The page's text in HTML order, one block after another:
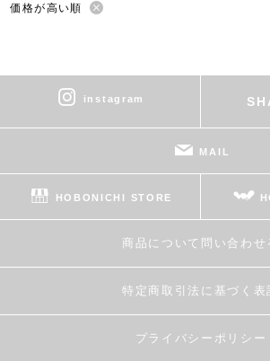
価格が高い順
instagram
MAIL
HOBONICHI STORE
商品について問い合わせ
特定商取引法に基づく表
プライバシーポリシー